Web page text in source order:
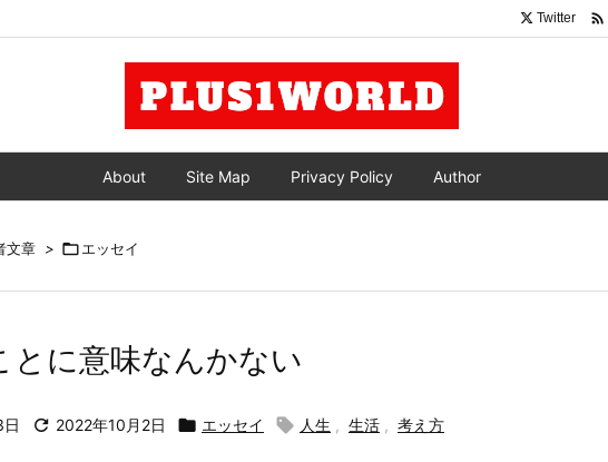
About Site Map Privacy Policy Author
Twitter 
文章 > エッセイ
とに意味なんかない
 2022年10月2日  エッセイ  人生 , 生活 , 考え方